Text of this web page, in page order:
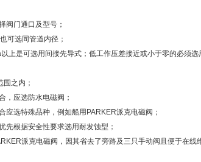
阀门通口及型号；
可选同管道内径；
上是可选用间接先导式；低工作压差接近或小于零的必须选
之内；
，应选防水电磁阀；
应选特殊品种，例如船用PARKER派克电磁阀；
先根据安全性要求选用耐发蚀型；
派克电磁阀，因其省去了旁路及三只手动阀且便于在线